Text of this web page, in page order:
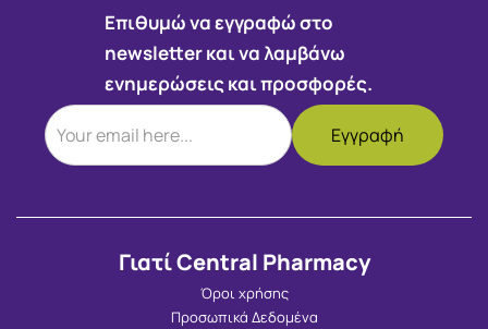
Επιθυμώ να εγγραφώ στο
newsletter και να λαμβάνω
ενημερώσεις και προσφορές.
Γιατί Central Pharmacy
Όροι χρήσης
Προσωπικά Δεδομένα